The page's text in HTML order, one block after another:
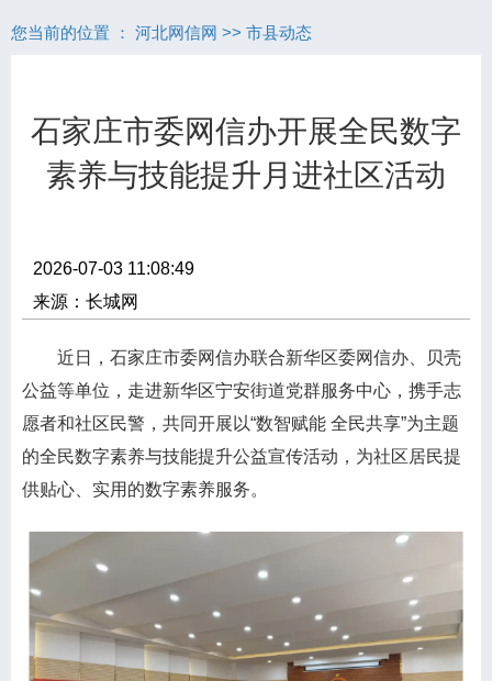
您当前的位置 ： 河北网信网 >> 市县动态
石家庄市委网信办开展全民数字
素养与技能提升月进社区活动
2026-07-03 11:08:49
来源：长城网
近日，石家庄市委网信办联合新华区委网信办、贝壳
公益等单位，走进新华区宁安街道党群服务中心，携手志
愿者和社区民警，共同开展以“数智赋能 全民共享”为主题
的全民数字素养与技能提升公益宣传活动，为社区居民提
供贴心、实用的数字素养服务。